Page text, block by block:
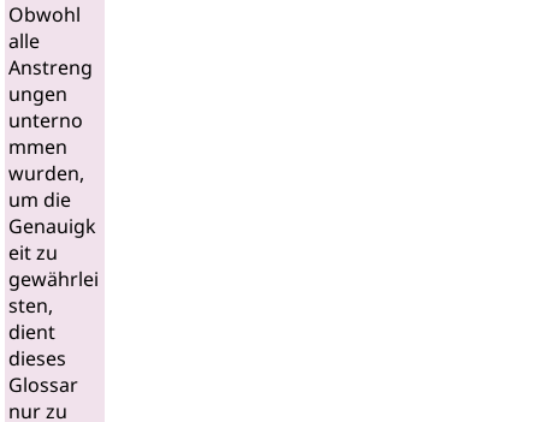
Obwohl
alle
Anstreng
ungen
unterno
mmen
wurden,
um die
Genauigk
eit zu
gewährlei
sten,
dient
dieses
Glossar
nur zu